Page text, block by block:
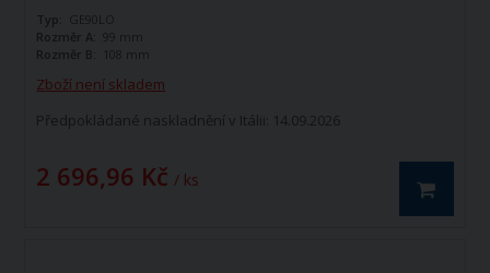
Zboží není skladem
Předpokládané naskladnění v Itálii: 14.09.2026
2 696,96 Kč / ks
Typ:
GE90LO
Rozměr A:
99 mm
Rozměr B:
108 mm